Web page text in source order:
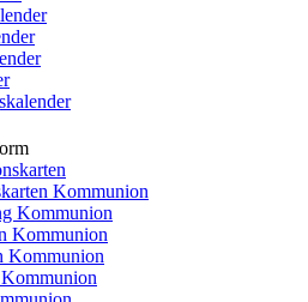
Kommunion
Kommunion
Kommunion
Kommunion